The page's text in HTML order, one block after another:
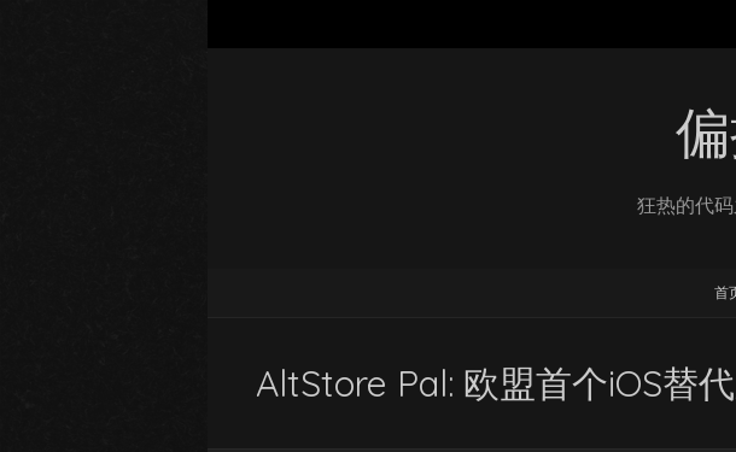
狂热的代
首
AltStore Pal: 欧盟首个iOS替